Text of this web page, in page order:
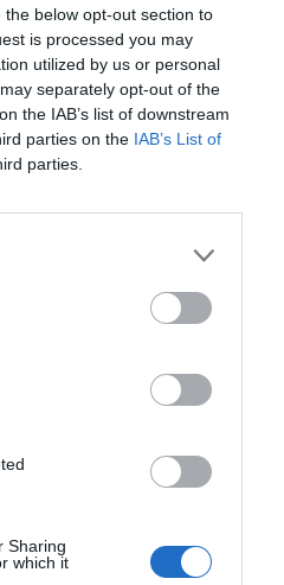
below opt-out section to
is processed you may
utilized by us or personal
separately opt-out of the
the IAB’s list of downstream
parties on the IAB’s List of
parties.
Sharing
which it
☕